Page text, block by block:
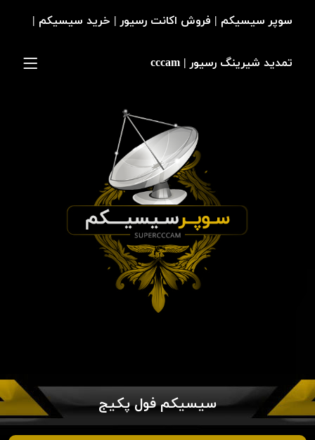
سیسیکم فول پکیج
سوپر سیسیکم | فروش اکانت رسیور | خرید سیسیکم |
تمدید شیرینگ رسیور | cccam